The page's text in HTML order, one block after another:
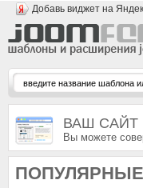
Добавь виджет на
ВАШ САЙТ
Вы можете
ПОПУЛЯРНЫЕ